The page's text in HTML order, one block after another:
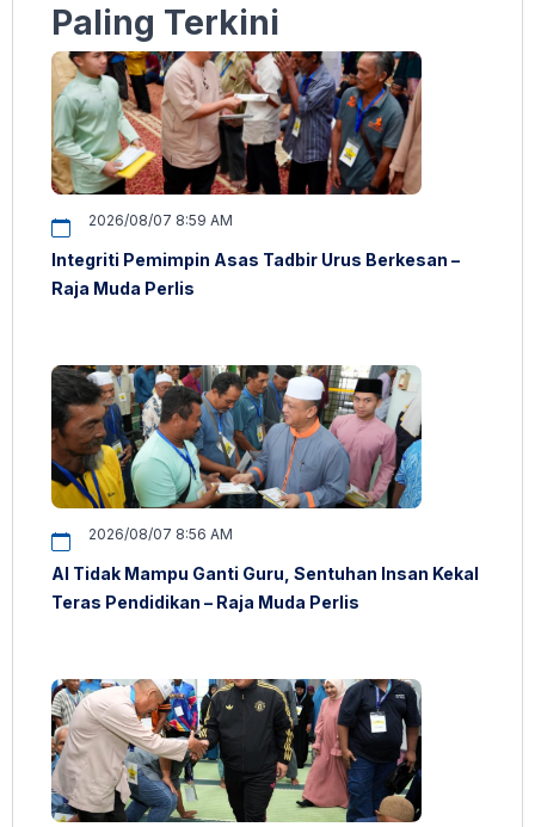
Paling Terkini
2026/08/07 8:59 AM
Integriti Pemimpin Asas Tadbir Urus Berkesan –
Raja Muda Perlis
2026/08/07 8:56 AM
AI Tidak Mampu Ganti Guru, Sentuhan Insan Kekal
Teras Pendidikan – Raja Muda Perlis